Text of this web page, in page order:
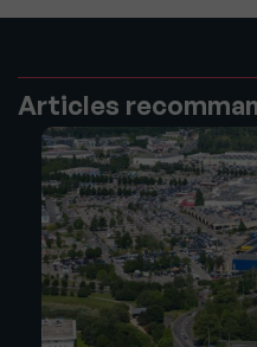
Articles